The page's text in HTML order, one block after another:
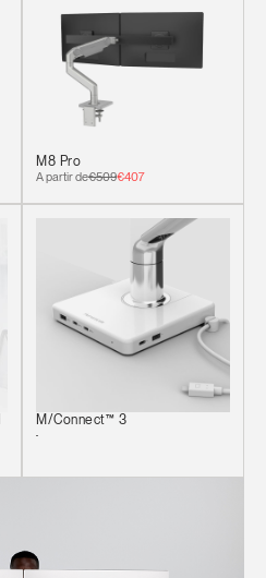
M8 Pro
A partir de€509€407
M/Connect™ 3